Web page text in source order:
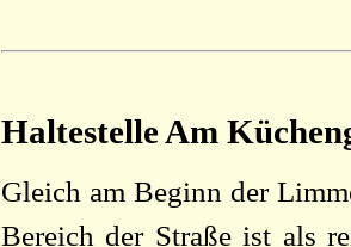
Haltestelle Am
Gleich am Beginn der
Bereich der Straße ist als